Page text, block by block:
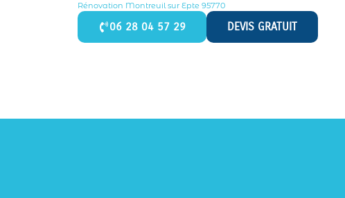
Rénovation Montreuil sur Epte 95770
06 28 04 57 29 DEVIS GRATUIT